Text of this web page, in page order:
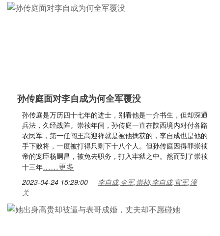
孙传庭面对李自成为何全军覆没
孙传庭是万历四十七年的进士，别看他是一介书生，但却深通
兵法，久经战阵。崇祯年间，孙传庭一直在陕西境内对付各路
农民军，第一任闯王高迎祥就是被他擒获的，李自成也是他的
手下败将，一度被打得只剩下十八个人。但孙传庭因得罪崇祯
帝的宠臣杨嗣昌，被免去职务，打入牢狱之中。然而到了崇祯
十三年……更多
2023-04-24 15:29:00
李自成,全军,崇祯,李自成,官军,潼
关